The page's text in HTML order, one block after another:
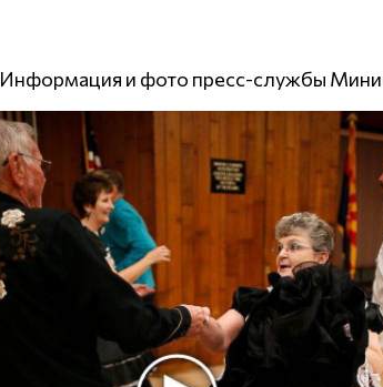
Информация и фото пресс-службы